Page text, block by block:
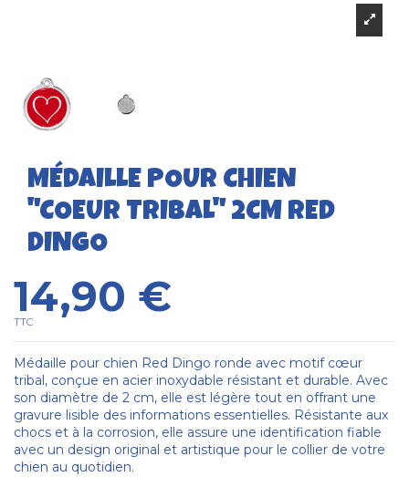
MÉDAILLE POUR CHIEN
"COEUR TRIBAL" 2CM RED
DINGO
14,90 €
TTC
Médaille pour chien Red Dingo ronde avec motif cœur
tribal, conçue en acier inoxydable résistant et durable. Avec
son diamètre de 2 cm, elle est légère tout en offrant une
gravure lisible des informations essentielles. Résistante aux
chocs et à la corrosion, elle assure une identification fiable
avec un design original et artistique pour le collier de votre
chien au quotidien.